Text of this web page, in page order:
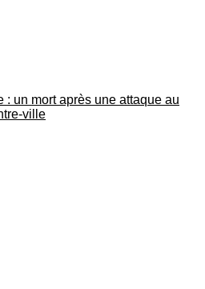
: un mort après une attaque au
ville